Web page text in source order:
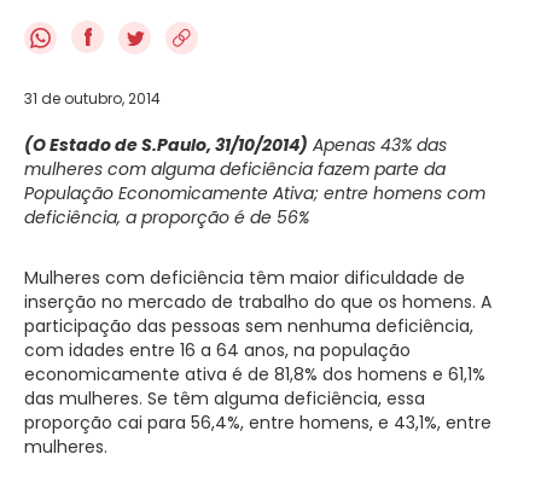
f
31 de outubro, 2014
(O Estado de S.Paulo, 31/10/2014) Apenas 43% das
mulheres com alguma deficiência fazem parte da
População Economicamente Ativa; entre homens com
deficiência, a proporção é de 56%
Mulheres com deficiência têm maior dificuldade de
inserção no mercado de trabalho do que os homens. A
participação das pessoas sem nenhuma deficiência,
com idades entre 16 a 64 anos, na população
economicamente ativa é de 81,8% dos homens e 61,1%
das mulheres. Se têm alguma deficiência, essa
proporção cai para 56,4%, entre homens, e 43,1%, entre
mulheres.